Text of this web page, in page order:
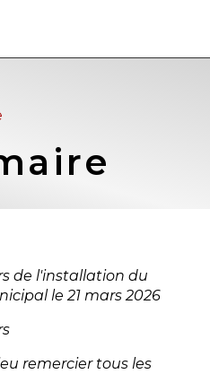
de l'installation du
le 21 mars 2026
remercier tous les